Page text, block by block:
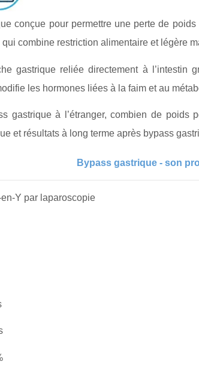
conçue pour permettre une perte de
combine restriction alimentaire et légère
gastrique reliée directement à
les hormones liées à la faim et au
gastrique à l’étranger, combien de
et résultats à long terme après bypass
Bypass gastrique - son
Y par laparoscopie